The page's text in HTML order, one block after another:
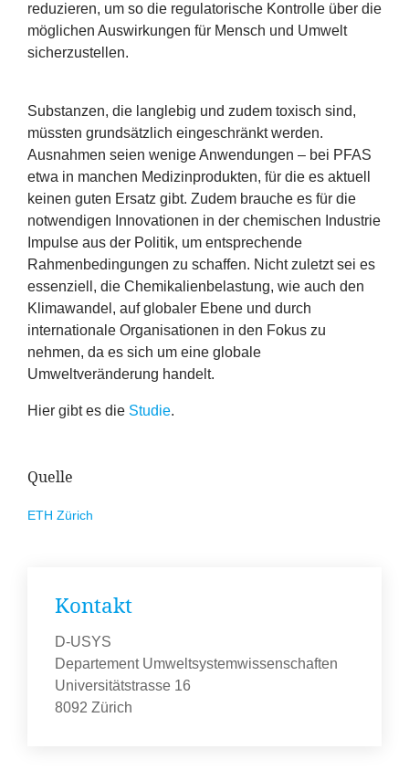
reduzieren, um so die regulatorische Kontrolle über die
möglichen Auswirkungen für Mensch und Umwelt
sicherzustellen.
Substanzen, die langlebig und zudem toxisch sind,
müssten grundsätzlich eingeschränkt werden.
Ausnahmen seien wenige Anwendungen – bei PFAS
etwa in manchen Medizinprodukten, für die es aktuell
keinen guten Ersatz gibt. Zudem brauche es für die
notwendigen Innovationen in der chemischen Industrie
Impulse aus der Politik, um entsprechende
Rahmenbedingungen zu schaffen. Nicht zuletzt sei es
essenziell, die Chemikalienbelastung, wie auch den
Klimawandel, auf globaler Ebene und durch
internationale Organisationen in den Fokus zu
nehmen, da es sich um eine globale
Umweltveränderung handelt.
Hier gibt es die Studie.
Quelle
ETH Zürich
Kontakt
D-USYS
Departement Umweltsystemwissenschaften
Universitätstrasse 16
8092 Zürich